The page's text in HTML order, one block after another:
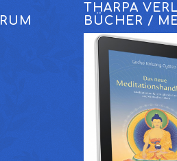
THARPA
BÜCHER /